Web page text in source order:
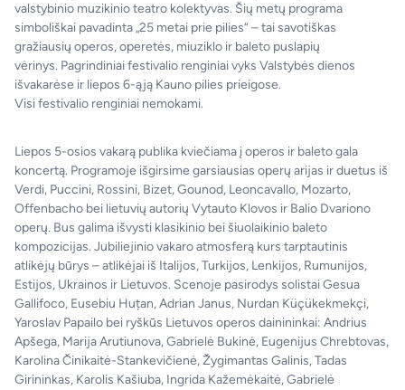
valstybinio muzikinio teatro kolektyvas. Šių metų programa
simboliškai pavadinta „25 metai prie pilies“ – tai savotiškas
gražiausių operos, operetės, miuziklo ir baleto puslapių
vėrinys. Pagrindiniai festivalio renginiai vyks Valstybės dienos
išvakarėse ir liepos 6-ąją Kauno pilies prieigose.
Visi festivalio renginiai nemokami.
Liepos 5-osios vakarą publika kviečiama į operos ir baleto gala
koncertą. Programoje išgirsime garsiausias operų arijas ir duetus iš
Verdi, Puccini, Rossini, Bizet, Gounod, Leoncavallo, Mozarto,
Offenbacho bei lietuvių autorių Vytauto Klovos ir Balio Dvariono
operų. Bus galima išvysti klasikinio bei šiuolaikinio baleto
kompozicijas. Jubiliejinio vakaro atmosferą kurs tarptautinis
atlikėjų būrys – atlikėjai iš Italijos, Turkijos, Lenkijos, Rumunijos,
Estijos, Ukrainos ir Lietuvos. Scenoje pasirodys solistai Gesua
Gallifoco, Eusebiu Huțan, Adrian Janus, Nurdan Küçükekmekçi,
Yaroslav Papailo bei ryškūs Lietuvos operos dainininkai: Andrius
Apšega, Marija Arutiunova, Gabrielė Bukinė, Eugenijus Chrebtovas,
Karolina Činikaitė-Stankevičienė, Žygimantas Galinis, Tadas
Girininkas, Karolis Kašiuba, Ingrida Kažemėkaitė, Gabrielė